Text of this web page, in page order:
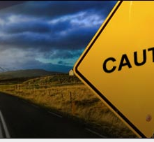
Savdo platformasi
Hamkorlar uchun